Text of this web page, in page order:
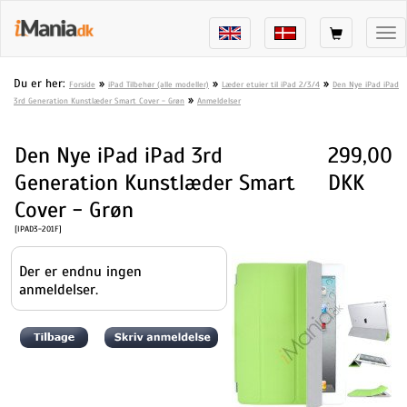
Du er her: Forside » iPad Tilbehør (alle modeller) » Læder etuier til iPad 2/3/4 » Den Nye iPad iPad
3rd Generation Kunstlæder Smart Cover - Grøn » Anmeldelser
Den Nye iPad iPad 3rd
Generation Kunstlæder Smart
Cover - Grøn
[IPAD3-201F]
299,00
DKK
Der er endnu ingen
anmeldelser.